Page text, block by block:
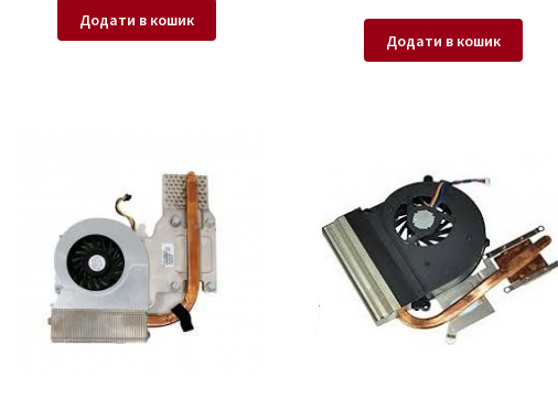
Додати в кошик
Додати в кошик